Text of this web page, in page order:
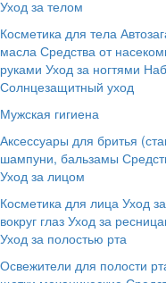
Уход за телом
Косметика для тела
масла Средства от
руками Уход за ногтями
Солнцезащитный уход
Мужская гигиена
Аксессуары для бритья
шампуни, бальзамы
Уход за лицом
Косметика для лица Уход
вокруг глаз Уход за
Уход за полостью рта
Освежители для полости